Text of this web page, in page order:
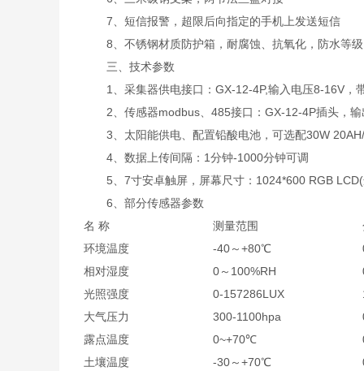
7、短信报警，超限后向指定的手机上发送短信
8、不锈钢材质防护箱，耐腐蚀、抗氧化，防水等级
三、技术参数
1、采集器供电接口：GX-12-4P,输入电压8-16V，
2、传感器modbus、485接口：GX-12-4P插头，输
3、太阳能供电、配置铅酸电池，可选配30W 20AH/
4、数据上传间隔：1分钟-1000分钟可调
5、7寸安卓触屏，屏幕尺寸：1024*600 RGB LCD(
6、部分传感器参数
名 称
测量范围
环境温度
-40～+80℃
相对湿度
0～100%RH
光照强度
0-157286LUX
大气压力
300-1100hpa
露点温度
0~+70℃
土壤温度
-30～+70℃